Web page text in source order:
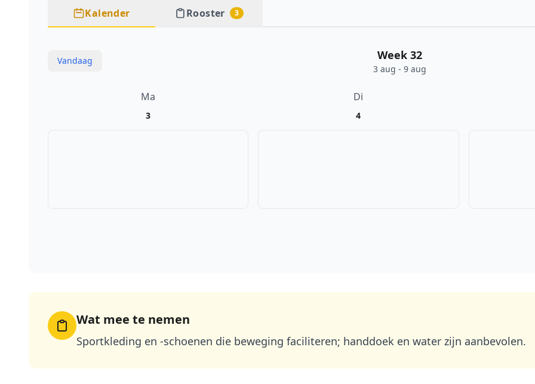
Kalender Rooster 3
Vandaag Week 32
3 aug - 9 aug
Ma
3
Di
4
Wat mee te nemen
Sportkleding en -schoenen die beweging faciliteren; handdoek en water zijn aanbevolen.